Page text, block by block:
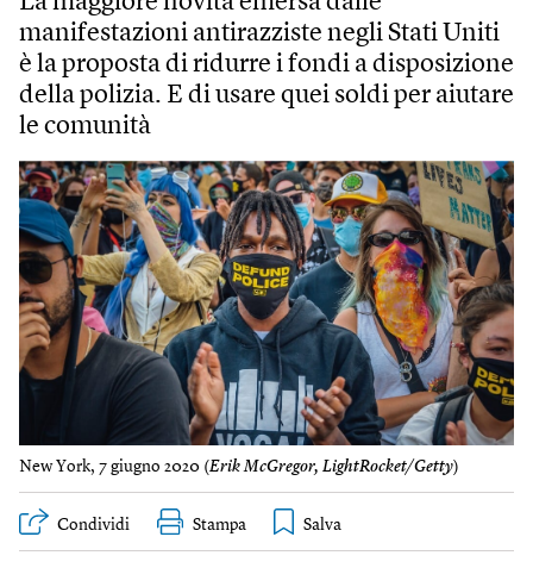
manifestazioni antirazziste negli Stati Uniti
è la proposta di ridurre i fondi a disposizione
della polizia. E di usare quei soldi per aiutare
le comunità
New York, 7 giugno 2020 (Erik McGregor, LightRocket/Getty)
Condividi Stampa